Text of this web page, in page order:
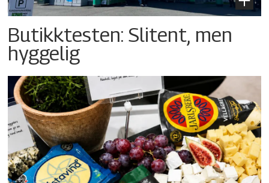
Butikktesten: Slitent, men
hyggelig